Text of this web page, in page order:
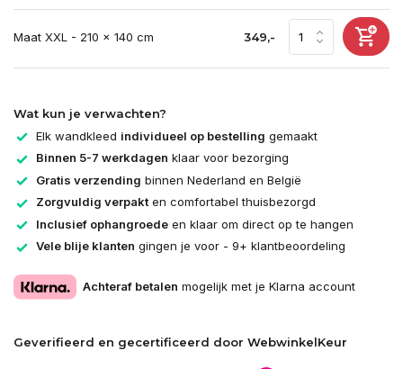
Maat XXL - 210 x 140 cm 349,-
Wat kun je verwachten?
Elk wandkleed individueel op bestelling gemaakt
Binnen 5-7 werkdagen klaar voor bezorging
Gratis verzending binnen Nederland en België
Zorgvuldig verpakten comfortabel thuisbezorgd
Inclusief ophangroede en klaar om direct op te hangen
Vele blije klanten gingen je voor - 9+ klantbeoordeling
Achteraf betalen mogelijk met je Klarna account
Geverifieerd en gecertificeerd door WebwinkelKeur